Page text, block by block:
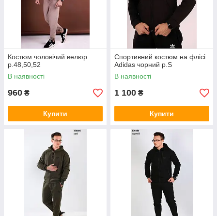
Костюм чоловічий велюр
р.48,50,52
В наявності
960 ₴
Купити
Спортивний костюм на флісі
Adidas чорний р.S
В наявності
1 100 ₴
Купити